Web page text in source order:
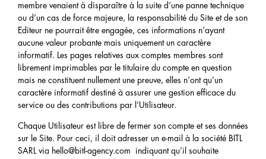
membre venaient à disparaître à la suite d’une panne technique
ou d’un cas de force majeure, la responsabilité du Site et de son
Editeur ne pourrait être engagée, ces informations n’ayant
aucune valeur probante mais uniquement un caractère
informatif. Les pages relatives aux comptes membres sont
librement imprimables par le titulaire du compte en question
mais ne constituent nullement une preuve, elles n’ont qu’un
caractère informatif destiné à assurer une gestion efficace du
service ou des contributions par l’Utilisateur.
Chaque Utilisateur est libre de fermer son compte et ses données
sur le Site. Pour ceci, il doit adresser un e-mail à la société BITL
SARL via hello@bitl-agency.com indiquant qu’il souhaite